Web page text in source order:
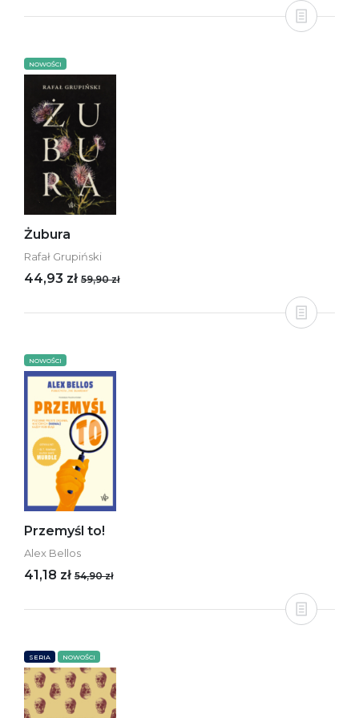
NOWOŚCI
Żubura
Rafał Grupiński
44,93 zł 59,90 zł
NOWOŚCI
Przemyśl to!
Alex Bellos
41,18 zł 54,90 zł
SERIA NOWOŚCI